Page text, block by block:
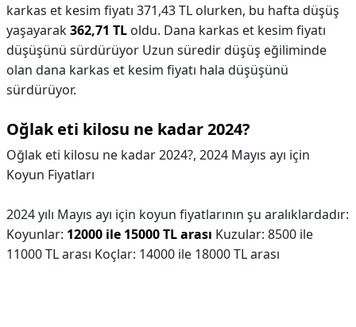
karkas et kesim fiyatı 371,43 TL olurken, bu hafta düşüş
yaşayarak362,71 TL oldu. Dana karkas et kesim fiyatı
düşüşünü sürdürüyor Uzun süredir düşüş eğiliminde
olan dana karkas et kesim fiyatı hala düşüşünü
sürdürüyor.
Oğlak eti kilosu ne kadar 2024?
Oğlak eti kilosu ne kadar 2024?, 2024 Mayıs ayı için
Koyun Fiyatları
2024 yılı Mayıs ayı için koyun fiyatlarının şu aralıklardadır:
Koyunlar: 12000 ile 15000 TL arası Kuzular: 8500 ile
11000 TL arası Koçlar: 14000 ile 18000 TL arası